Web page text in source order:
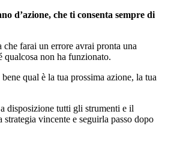
d’azione, che ti consenta sempre di
farai un errore avrai pronta una
qualcosa non ha funzionato.
qual è la tua prossima azione, la tua
disposizione tutti gli strumenti e il
strategia vincente e seguirla passo dopo